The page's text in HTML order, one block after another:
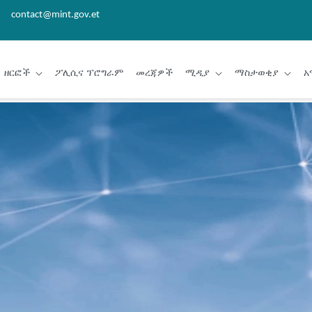
contact@mint.gov.et
ዘርፎች ፖሊሲና ፕሮግራም መረጃዎች ሚዲያ ማስታወቂያ